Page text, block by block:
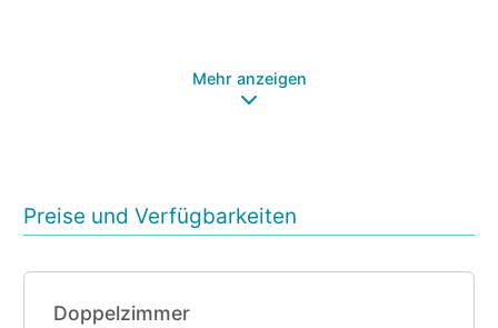
Mehr anzeigen
Preise und Verfügbarkeiten
Doppelzimmer